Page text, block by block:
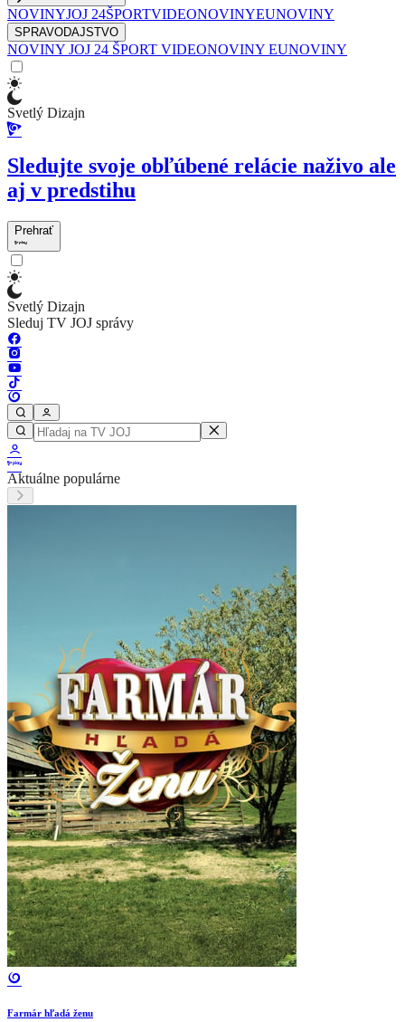
NOVINYJOJ 24ŠPORTVIDEONOVINYEUNOVINY
SPRAVODAJSTVO
NOVINY JOJ 24 ŠPORT VIDEONOVINY EUNOVINY
Svetlý Dizajn
Sledujte svoje obľúbené relácie naživo ale
aj v predstihu
Prehrať
Svetlý Dizajn
Sleduj TV JOJ správy
Aktuálne populárne
Farmár hľadá ženu